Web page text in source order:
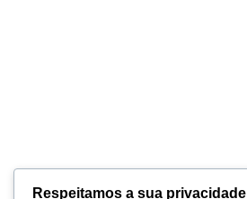
Respeitamos a sua privacidade